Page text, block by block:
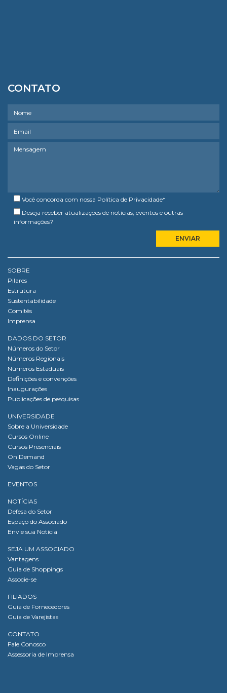
CONTATO
Você concorda com nossa Política de Privacidade*
Deseja receber atualizações de notícias, eventos e outras
informações?
SOBRE
Pilares
Estrutura
Sustentabilidade
Comitês
Imprensa
DADOS DO SETOR
Números do Setor
Números Regionais
Números Estaduais
Definições e convenções
Inaugurações
Publicações de pesquisas
UNIVERSIDADE
Sobre a Universidade
Cursos Online
Cursos Presenciais
On Demand
Vagas do Setor
EVENTOS
NOTÍCIAS
Defesa do Setor
Espaço do Associado
Envie sua Notícia
SEJA UM ASSOCIADO
Vantagens
Guia de Shoppings
Associe-se
FILIADOS
Guia de Fornecedores
Guia de Varejistas
CONTATO
Fale Conosco
Assessoria de Imprensa